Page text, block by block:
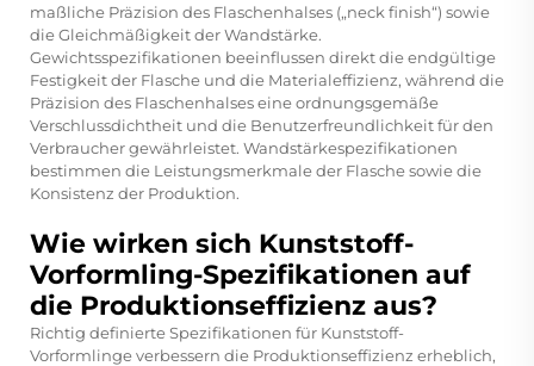
maßliche Präzision des Flaschenhalses („neck finish“) sowie
die Gleichmäßigkeit der Wandstärke.
Gewichtsspezifikationen beeinflussen direkt die endgültige
Festigkeit der Flasche und die Materialeffizienz, während die
Präzision des Flaschenhalses eine ordnungsgemäße
Verschlussdichtheit und die Benutzerfreundlichkeit für den
Verbraucher gewährleistet. Wandstärkespezifikationen
bestimmen die Leistungsmerkmale der Flasche sowie die
Konsistenz der Produktion.
Wie wirken sich Kunststoff-
Vorformling-Spezifikationen auf
die Produktionseffizienz aus?
Richtig definierte Spezifikationen für Kunststoff-
Vorformlinge verbessern die Produktionseffizienz erheblich,